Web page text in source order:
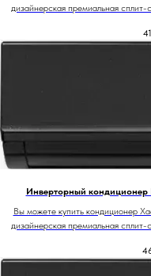
дизайнерская премиальная
Инверторный кондиционер
Вы можете купить кондиционер
дизайнерская премиальная